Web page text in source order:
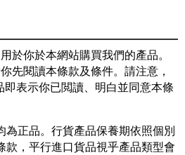
於你於本網站購買我們的產品。
先閱讀本條款及條件。請注意，
表示你已閲讀、明白並同意本條
為正品。行貨產品保養期依照個別
款，平行進口貨品視乎產品類型會